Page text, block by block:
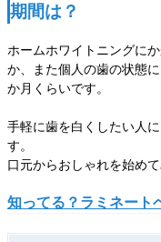
期間は？
ホームホワイトニングに
か、また個人の歯の状態
か月くらいです。
手軽に歯を白くしたい人
す。
口元からおしゃれを始め
知ってる？ラミネー